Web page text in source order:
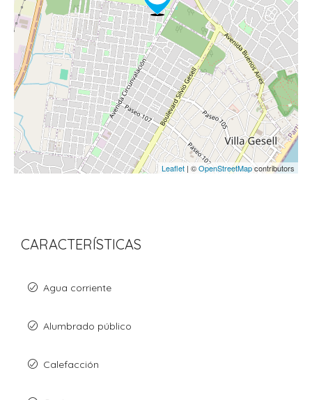
Leaflet | ©OpenStreetMapcontributors
CARACTERÍSTICAS
Agua corriente
Alumbrado público
Calefacción